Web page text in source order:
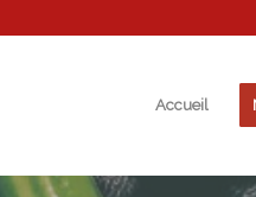
Accueil